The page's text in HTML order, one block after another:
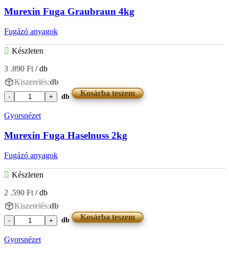
mennyiség
Murexin Fuga Graubraun 4kg
Fugázó anyagok
Készleten
3 .890 Ft / db
Kiszerelés:db
Murexin
Graubraun
mennyiség
db Kosárba teszem
Gyorsnézet
Murexin Fuga Haselnuss 2kg
Fugázó anyagok
Készleten
2 .590 Ft / db
Kiszerelés:db
Murexin
Haselnuss
db Kosárba teszem
Gyorsnézet